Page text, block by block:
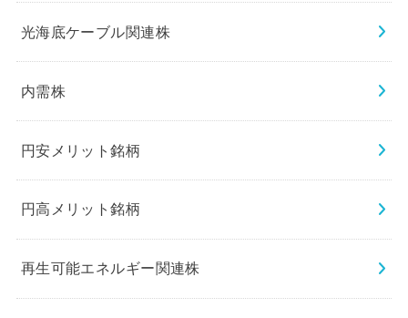
光海底ケーブル関連株
内需株
円安メリット銘柄
円高メリット銘柄
再生可能エネルギー関連株